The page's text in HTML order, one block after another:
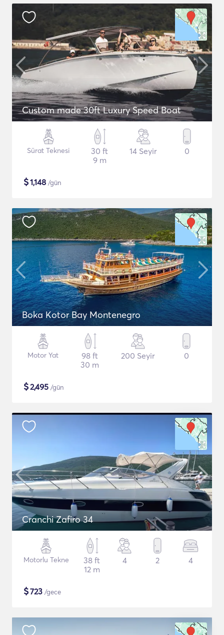
Custom made 30ft Luxury Speed Boat
Sürat Teknesi
30 ft
9 m
14 Seyir 0
$1,148 /gün
Boka Kotor Bay Montenegro
Motor Yat
98 ft
30 m
200 Seyir 0
$2,495 /gün
Cranchi Zafiro 34
Motorlu Tekne
38 ft
12 m
4 2 4
$723 /gece